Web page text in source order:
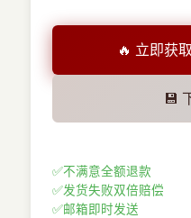
🔥 立即获
💾
✅不满意全额退款
✅发货失败双倍赔偿
✅邮箱即时发送